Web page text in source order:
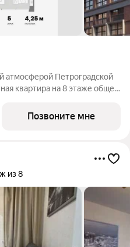
атмосферой Петроградской
квартира на 8 этаже общей
и апартаменты для
Позвоните мне
из 8